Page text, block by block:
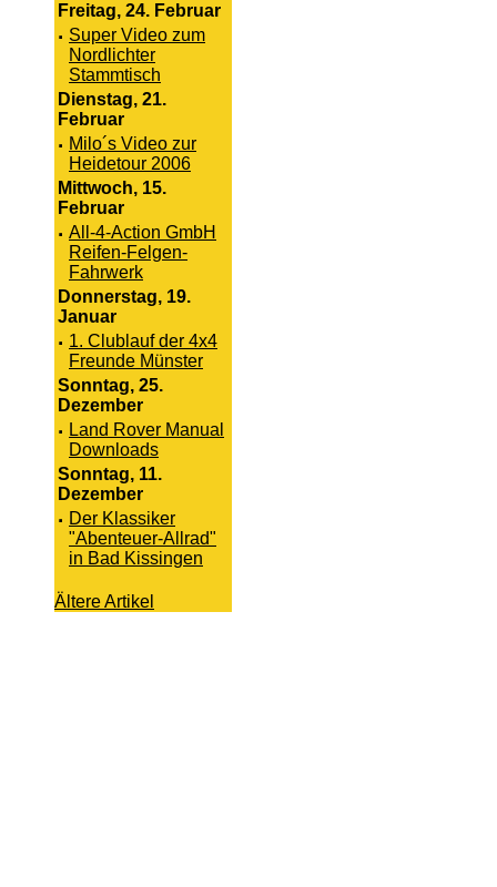
Freitag, 24. Februar
· Super Video zum
Nordlichter
Stammtisch
Dienstag, 21.
Februar
· Milo´s Video zur
Heidetour 2006
Mittwoch, 15.
Februar
· All-4-Action GmbH
Reifen-Felgen-
Fahrwerk
Donnerstag, 19.
Januar
· 1. Clublauf der 4x4
Freunde Münster
Sonntag, 25.
Dezember
· Land Rover Manual
Downloads
Sonntag, 11.
Dezember
· Der Klassiker
"Abenteuer-Allrad"
in Bad Kissingen
Ältere Artikel